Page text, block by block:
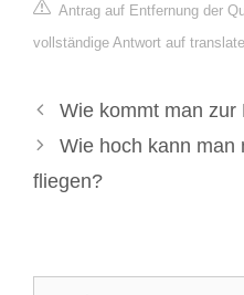
Antrag auf Entfernung der
vollständige Antwort auf
Wie kommt man zur
Wie hoch kann man
fliegen?